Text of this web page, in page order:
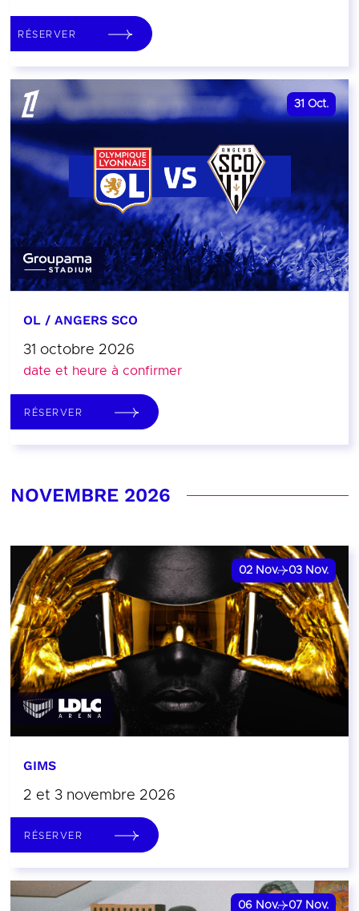
RÉSERVER
31 Oct.
OL / ANGERS SCO
31 octobre 2026
date et heure à confirmer
RÉSERVER
NOVEMBRE 2026
02 Nov. 03 Nov.
GIMS
2 et 3 novembre 2026
RÉSERVER
06 Nov. 07 Nov.